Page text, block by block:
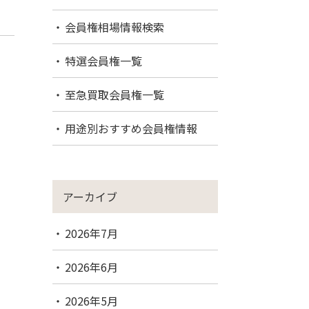
会員権相場情報検索
特選会員権一覧
至急買取会員権一覧
用途別おすすめ会員権情報
アーカイブ
2026年7月
2026年6月
2026年5月